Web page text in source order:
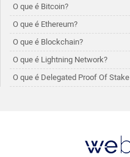
O que é Bitcoin?
O que é Ethereum?
O que é Blockchain?
O que é Lightning Network?
O que é Delegated Proof Of Stake